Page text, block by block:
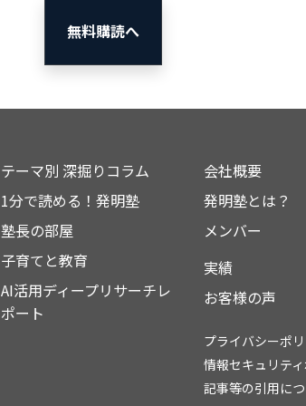
無料購読へ
テーマ別 深掘りコラム
1分で読める！発明塾
塾長の部屋
子育てと教育
AI活用ディープリサーチレ
ポート
会社概要
発明塾とは？
メンバー
実績
お客様の声
プライバシーポ
情報セキュリテ
記事等の引用に